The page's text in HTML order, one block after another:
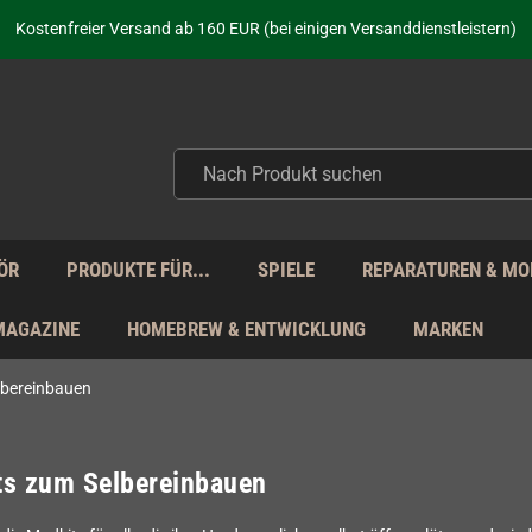
Seit über 20 Jahren Deine Anlaufstelle für neue Retro-Hardware!
Täglicher Versand Mo - Fr aus Deutschland - zollfrei innerhalb der EU!
Täglicher Versand Mo - Fr aus Deutschland - zollfrei innerhalb der EU!
nicht nur - wir KENNEN unsere Produkte. Du brauchst Hilfe? Dann
PRODUKTE FÜR... SPIELE REPARATUREN &
HOMEBREW & ENTWICKLUNG MARKEN
zum Selbereinbauen